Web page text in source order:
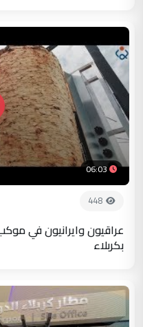
06:03
448
عراقيون وايرانيون في
بكربلاء